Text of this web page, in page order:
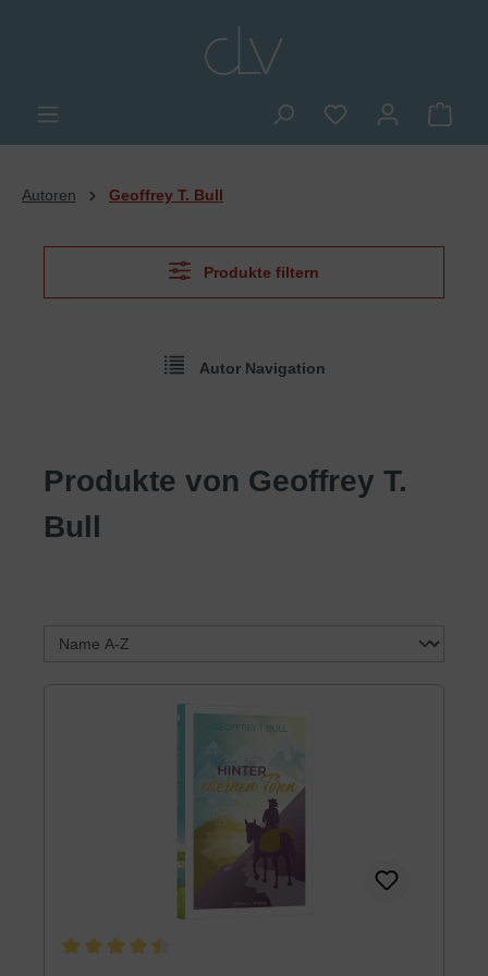
Du hast 0
Autoren Geoffrey T. Bull
Produkte filtern
Autor Navigation
Produkte von Geoffrey T.
Bull